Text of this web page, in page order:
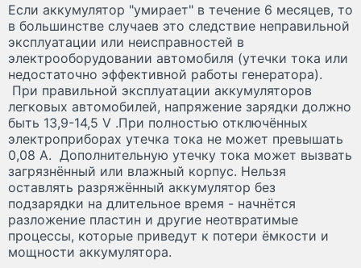
Если аккумулятор "умирает" в течение 6 месяцев, то
в большинстве случаев это следствие неправильной
эксплуатации или неисправностей в
электрооборудовании автомобиля (утечки тока или
недостаточно эффективной работы генератора).
При правильной эксплуатации аккумуляторов
легковых автомобилей, напряжение зарядки должно
быть 13,9-14,5 V .При полностью отключённых
электроприборах утечка тока не может превышать
0,08 А. Дополнительную утечку тока может вызвать
загрязнённый или влажный корпус. Нельзя
оставлять разряжённый аккумулятор без
подзарядки на длительное время - начнётся
разложение пластин и другие неотвратимые
процессы, которые приведут к потери ёмкости и
мощности аккумулятора.